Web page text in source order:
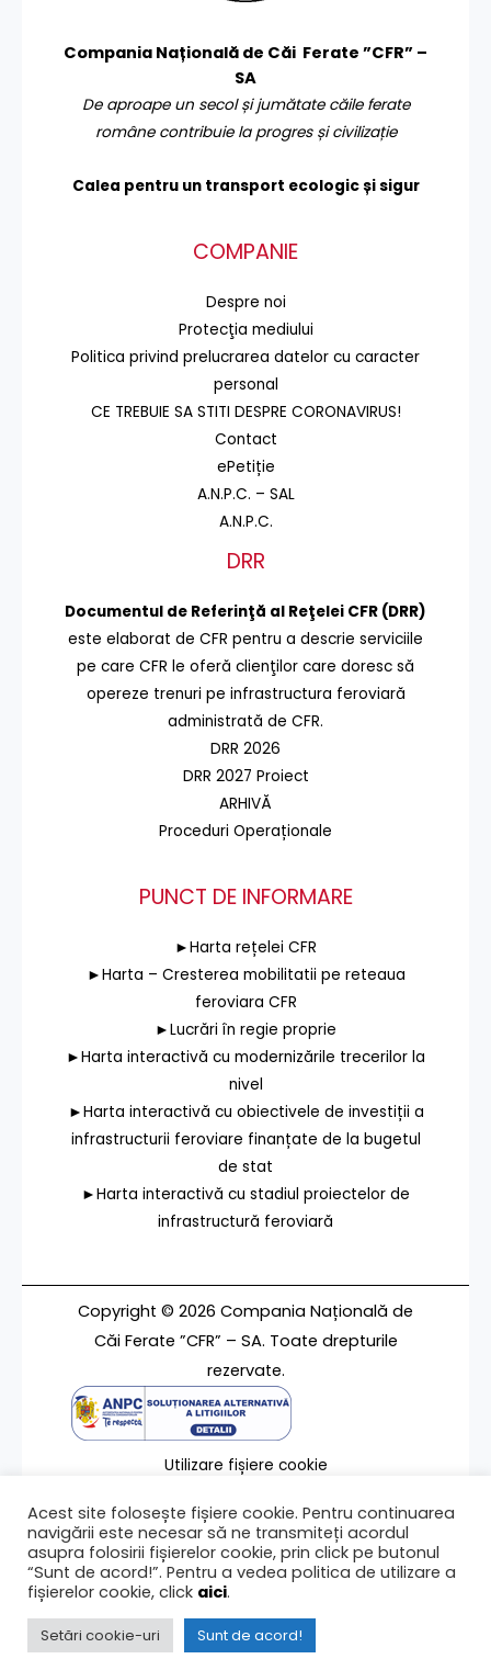
Compania Națională de Căi Ferate ”CFR” –
SA
De aproape un secol și jumătate căile ferate
române contribuie la progres și civilizație
Calea pentru un transport ecologic și sigur
COMPANIE
Despre noi
Protecţia mediului
Politica privind prelucrarea datelor cu caracter
personal
CE TREBUIE SA STITI DESPRE CORONAVIRUS!
Contact
ePetiție
A.N.P.C. – SAL
A.N.P.C.
DRR
Documentul de Referinţă al Reţelei CFR (DRR)
este elaborat de CFR pentru a descrie serviciile
pe care CFR le oferă clienţilor care doresc să
opereze trenuri pe infrastructura feroviară
administrată de CFR.
DRR 2026
DRR 2027 Proiect
ARHIVĂ
Proceduri Operaționale
PUNCT DE INFORMARE
►Harta rețelei CFR
►Harta – Cresterea mobilitatii pe reteaua
feroviara CFR
►Lucrări în regie proprie
►Harta interactivă cu modernizările trecerilor la
nivel
►Harta interactivă cu obiectivele de investiții a
infrastructurii feroviare finanțate de la bugetul
de stat
►Harta interactivă cu stadiul proiectelor de
infrastructură feroviară
Copyright © 2026 Compania Națională de
Căi Ferate ”CFR” – SA. Toate drepturile
rezervate.
Utilizare fișiere cookie
Contact
Ultima modificare a paginii 26/02/2010
Acest site folosește fișiere cookie. Pentru continuarea
navigării este necesar să ne transmiteți acordul
asupra folosirii fișierelor cookie, prin click pe butonul
“Sunt de acord!”. Pentru a vedea politica de utilizare a
fișierelor cookie, click aici.
Setări cookie-uri Sunt de acord!